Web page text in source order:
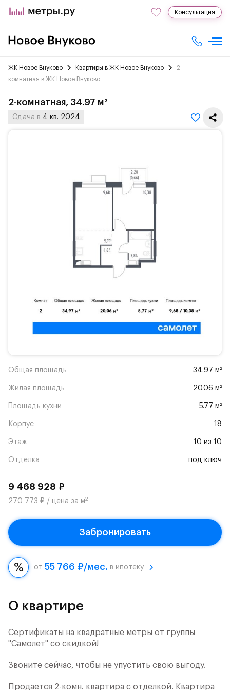
Консультация
ЖК Новое Внуково Квартиры в ЖК Новое Внуково
2-
комнатная в ЖК Новое Внуково
2-комнатная, 34.97 м²
Сдача в 4 кв. 2024
Общая площадь 34.97 м²
Жилая площадь 20.06 м²
Площадь кухни 5.77 м²
Корпус 18
Этаж 10 из 10
Отделка под ключ
9 468 928 ₽
270 773 ₽ / цена за м2
Забронировать
от 55 766 ₽/мес. в ипотеку
О квартире
Сертификаты на квадратные метры от группы
"Самолет" со скидкой!
Звоните сейчас, чтобы не упустить свою выгоду.
Продается 2-комн. квартира с отделкой. Квартира